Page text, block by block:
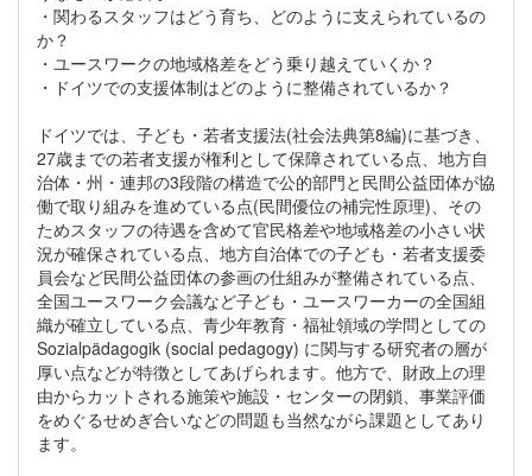
・関わるスタッフはどう育ち、どのように支えられているの
か？
・ユースワークの地域格差をどう乗り越えていくか？
・ドイツでの支援体制はどのように整備されているか？
ドイツでは、子ども・若者支援法(社会法典第8編)に基づき、
27歳までの若者支援が権利として保障されている点、地方自
治体・州・連邦の3段階の構造で公的部門と民間公益団体が協
働で取り組みを進めている点(民間優位の補完性原理)、その
ためスタッフの待遇を含めて官民格差や地域格差の小さい状
況が確保されている点、地方自治体での子ども・若者支援委
員会など民間公益団体の参画の仕組みが整備されている点、
全国ユースワーク会議など子ども・ユースワーカーの全国組
織が確立している点、青少年教育・福祉領域の学問としての
Sozialpädagogik (social pedagogy) に関与する研究者の層が
厚い点などが特徴としてあげられます。他方で、財政上の理
由からカットされる施策や施設・センターの閉鎖、事業評価
をめぐるせめぎ合いなどの問題も当然ながら課題としてあり
ます。